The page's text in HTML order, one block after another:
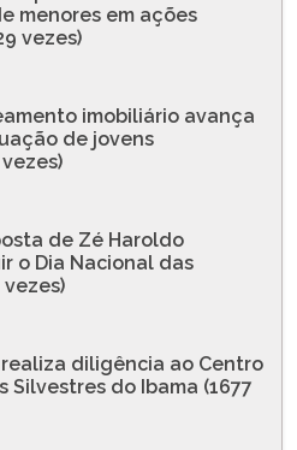
menores em ações
vezes)
imobiliário avança
de jovens
de Zé Haroldo
o Dia Nacional das
vezes)
realiza diligência ao Centro
Silvestres do Ibama (1677